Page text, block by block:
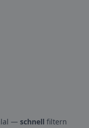
— schnell filtern